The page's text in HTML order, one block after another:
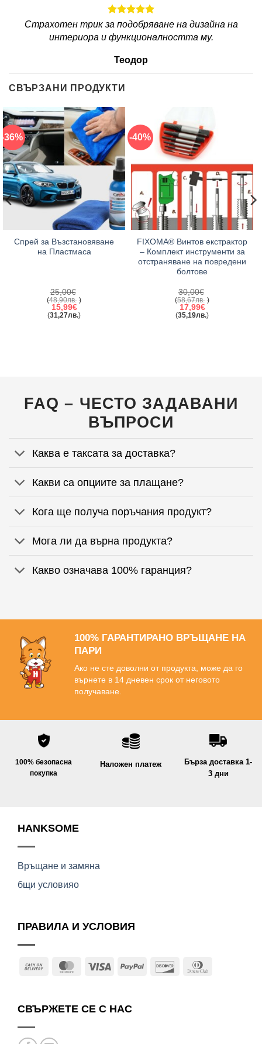
Страхотен трик за подобряване на дизайна на
интериора и функционалността му.
Теодор
СВЪРЗАНИ ПРОДУКТИ
-36%
Спрей за Възстановяване
на Пластмаса
25,00€
(48,90лв. )
Original
price
15,99€
(31,27лв.)
-40%
FIXOMA® Винтов екстрактор
– Комплект инструменти за
отстраняване на повредени
болтове
30,00€
(58,67лв. )
Original
price
17,99€
(35,19лв.)
FAQ – ЧЕСТО ЗАДАВАНИ
ВЪПРОСИ
Каква е таксата за доставка?
Какви са опциите за плащане?
Кога ще получа поръчания продукт?
Мога ли да върна продукта?
Какво означава 100% гаранция?
100% ГАРАНТИРАНО ВРЪЩАНЕ НА
ПАРИ
Ако не сте доволни от продукта, може да го
върнете в 14 дневен срок от неговото
получаване.
100% безопасна
покупка
Наложен платеж
Бърза доставка 1-
3 дни
HANKSOME
Връщане и замяна
бщи условияо
ПРАВИЛА И УСЛОВИЯ
Cash
MasterCard
Visa PayPal Discover
СВЪРЖЕТЕ СЕ С НАС